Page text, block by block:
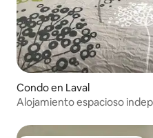
Condo en Laval
Alojamiento espacioso